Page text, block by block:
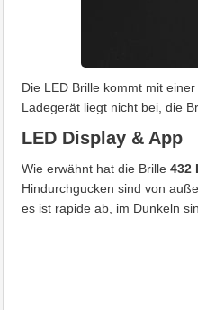
Die LED Brille kommt mit einer
Ladegerät liegt nicht bei, die
LED Display & App
Wie erwähnt hat die Brille 432
Hindurchgucken sind von
es ist rapide ab, im Dunkeln